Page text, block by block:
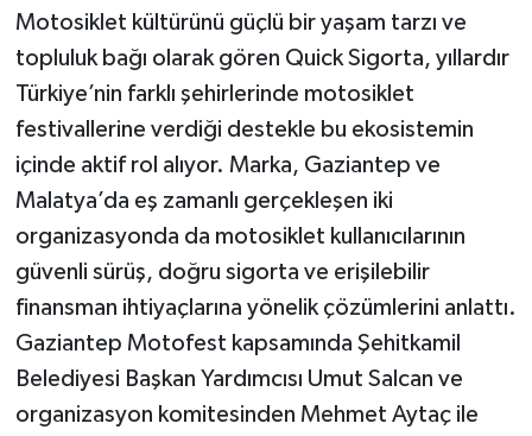
Motosiklet kültürünü güçlü bir yaşam tarzı ve
topluluk bağı olarak gören Quick Sigorta, yıllardır
Türkiye’nin farklı şehirlerinde motosiklet
festivallerine verdiği destekle bu ekosistemin
içinde aktif rol alıyor. Marka, Gaziantep ve
Malatya’da eş zamanlı gerçekleşen iki
organizasyonda da motosiklet kullanıcılarının
güvenli sürüş, doğru sigorta ve erişilebilir
finansman ihtiyaçlarına yönelik çözümlerini anlattı.
Gaziantep Motofest kapsamında Şehitkamil
Belediyesi Başkan Yardımcısı Umut Salcan ve
organizasyon komitesinden Mehmet Aytaç ile